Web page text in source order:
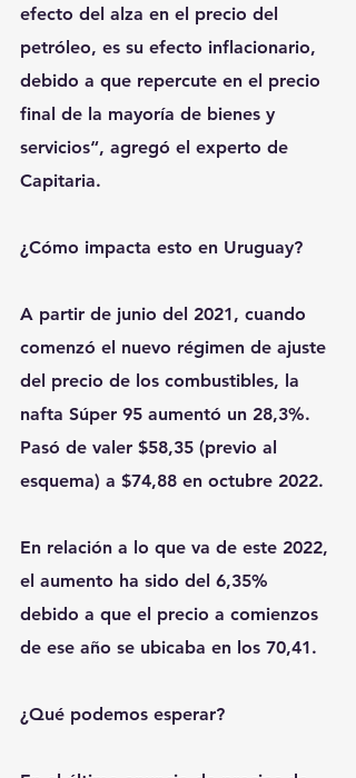
efecto del alza en el precio del
petróleo, es su efecto inflacionario,
debido a que repercute en el precio
final de la mayoría de bienes y
servicios“, agregó el experto de
Capitaria.
¿Cómo impacta esto en Uruguay?
A partir de junio del 2021, cuando
comenzó el nuevo régimen de ajuste
del precio de los combustibles, la
nafta Súper 95 aumentó un 28,3%.
Pasó de valer $58,35 (previo al
esquema) a $74,88 en octubre 2022.
En relación a lo que va de este 2022,
el aumento ha sido del 6,35%
debido a que el precio a comienzos
de ese año se ubicaba en los 70,41.
¿Qué podemos esperar?